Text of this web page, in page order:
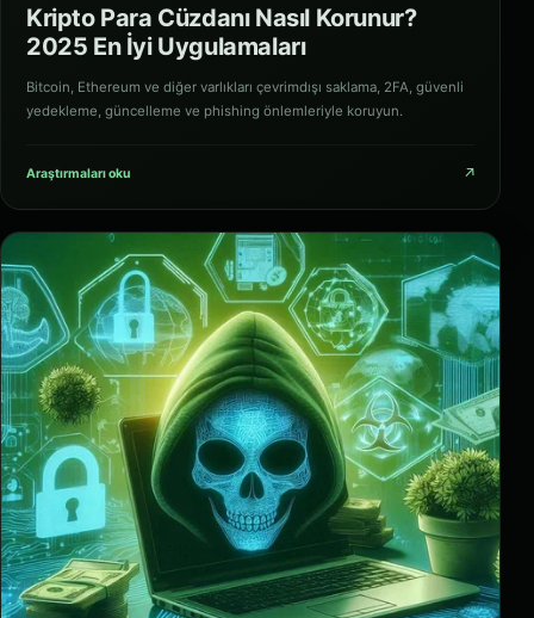
Kripto Para Cüzdanı Nasıl Korunur?
2025 En İyi Uygulamaları
Bitcoin, Ethereum ve diğer varlıkları çevrimdışı saklama, 2FA, güvenli
yedekleme, güncelleme ve phishing önlemleriyle koruyun.
Araştırmaları oku ↗